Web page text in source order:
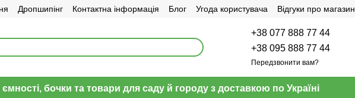
Дропшипінг Контактна інформація Блог Угода користувача Відгуки про магазин
+38 077 888 77 44
+38 095 888 77 44
Передзвонити вам?
ємності, бочки та товари для саду й городу з доставкою по Україні